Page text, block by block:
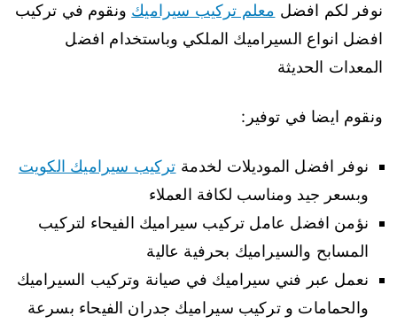
نوفر لكم افضل معلم تركيب سيراميك ونقوم في تركيب
افضل انواع السيراميك الملكي وباستخدام افضل
المعدات الحديثة
ونقوم ايضا في توفير:
نوفر افضل الموديلات لخدمة تركيب سيراميك الكويت
وبسعر جيد ومناسب لكافة العملاء
نؤمن افضل عامل تركيب سيراميك الفيحاء لتركيب
المسابح والسيراميك بحرفية عالية
نعمل عبر فني سيراميك في صيانة وتركيب السيراميك
والحمامات و تركيب سيراميك جدران الفيحاء بسرعة